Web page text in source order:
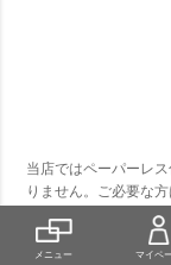
当店ではペーパーレ
りません。ご必要な
メニュー マイペ